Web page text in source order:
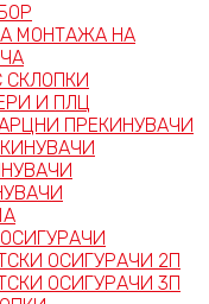
МОНТАЖА НА
СКЛОПКИ
И ПЛЦ
ПРЕКИНУВАЧИ
ОСИГУРАЧИ 2П
ОСИГУРАЧИ 3П